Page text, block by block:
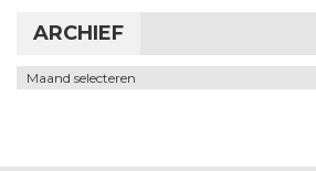
ARCHIEF
Archief